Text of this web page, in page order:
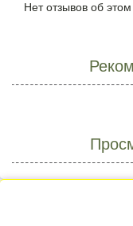
Нет отзывов об этом